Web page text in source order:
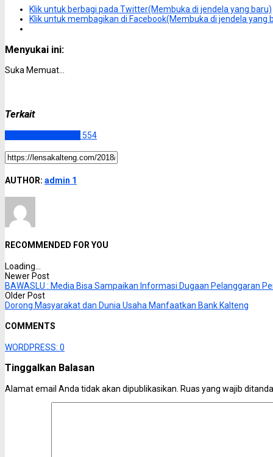
Klik untuk berbagi pada Twitter(Membuka di jendela yang baru)
Klik untuk membagikan di Facebook(Membuka di jendela yang
Menyukai ini:
Suka Memuat...
Terkait
554
AUTHOR: admin 1
RECOMMENDED FOR YOU
Loading...
Newer Post
BAWASLU : Media Bisa Sampaikan Informasi Dugaan Pelanggaran
Older Post
Dorong Masyarakat dan Dunia Usaha Manfaatkan Bank Kalteng
COMMENTS
WORDPRESS: 0
Tinggalkan Balasan
Alamat email Anda tidak akan dipublikasikan. Ruas yang wajib